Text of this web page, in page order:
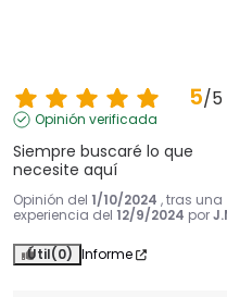
5/5
Opinión verificada
Siempre buscaré lo que
necesite aquí
Opinión del 1/10/2024 , tras una
experiencia del 12/9/2024 por
Útil(0) Informe